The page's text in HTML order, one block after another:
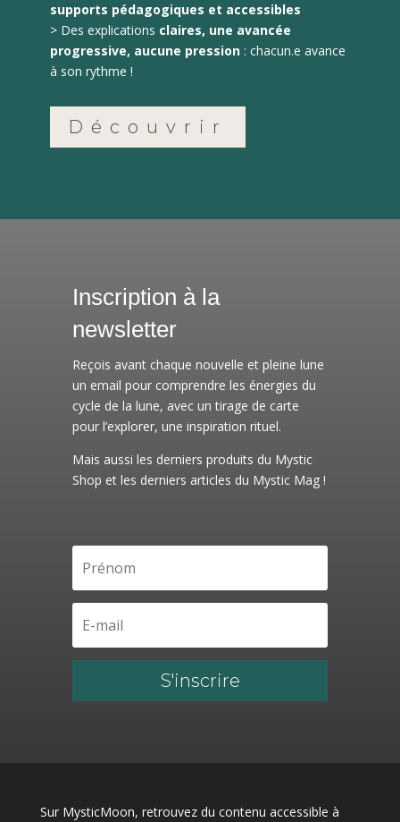
supports pédagogiques et accessibles
> Des explications claires, une avancée
progressive, aucune pression : chacun.e avance
à son rythme !
Découvrir
Inscription à la
newsletter
Reçois avant chaque nouvelle et pleine lune
un email pour comprendre les énergies du
cycle de la lune, avec un tirage de carte
pour l’explorer, une inspiration rituel.
Mais aussi les derniers produits du Mystic
Shop et les derniers articles du Mystic Mag !
S'inscrire
Sur MysticMoon, retrouvez du contenu accessible à